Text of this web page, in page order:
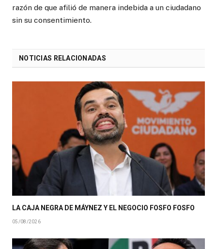
razón de que afilió de manera indebida a un ciudadano
sin su consentimiento.
NOTICIAS RELACIONADAS
LA CAJA NEGRA DE MÁYNEZ Y EL NEGOCIO FOSFO FOSFO
05/08/2026